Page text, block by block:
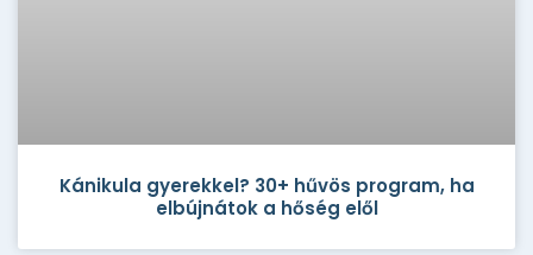
Kánikula gyerekkel? 30+ hűvös program, ha
elbújnátok a hőség elől